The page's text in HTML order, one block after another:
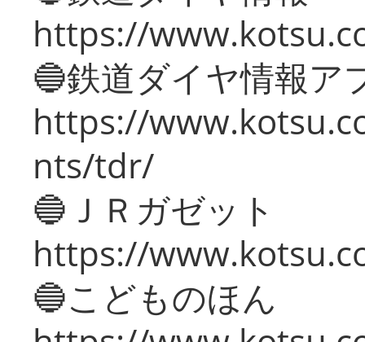
https://
🔵鉄道ダイヤ情報ア
https://
nts/tdr/
🔵ＪＲガゼット
https://
🔵こどものほん